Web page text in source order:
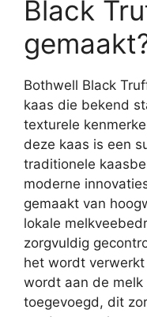
Black
Bothwell Black
kaas die bekend
texturele
deze kaas is een
traditionele
moderne
gemaakt van
lokale
zorgvuldig
het wordt
wordt aan de
toegevoegd, dit